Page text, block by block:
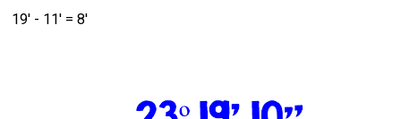
19' - 11' = 8'